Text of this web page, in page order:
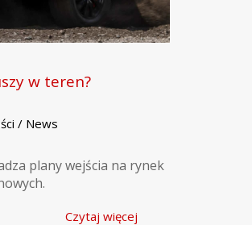
w teren?
/ News
plany wejścia na rynek
Czytaj więcej